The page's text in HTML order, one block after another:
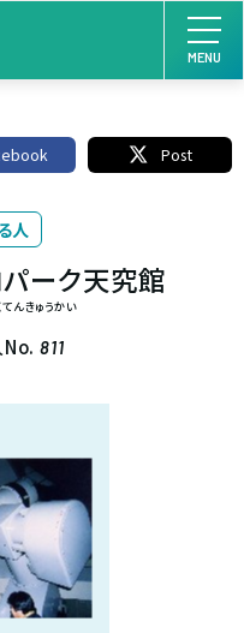
MENU
Post
人
パーク天究館
んきゅうかい
No. 811